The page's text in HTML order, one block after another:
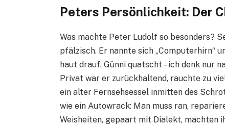
Peters Persönlichkeit: Der
Was machte Peter Ludolf so besonders?
pfälzisch. Er nannte sich „Computerhirn“
haut drauf, Günni quatscht – ich denk nur
Privat war er zurückhaltend, rauchte zu
ein alter Fernsehsessel inmitten des
wie ein Autowrack: Man muss ran,
Weisheiten, gepaart mit Dialekt, machten